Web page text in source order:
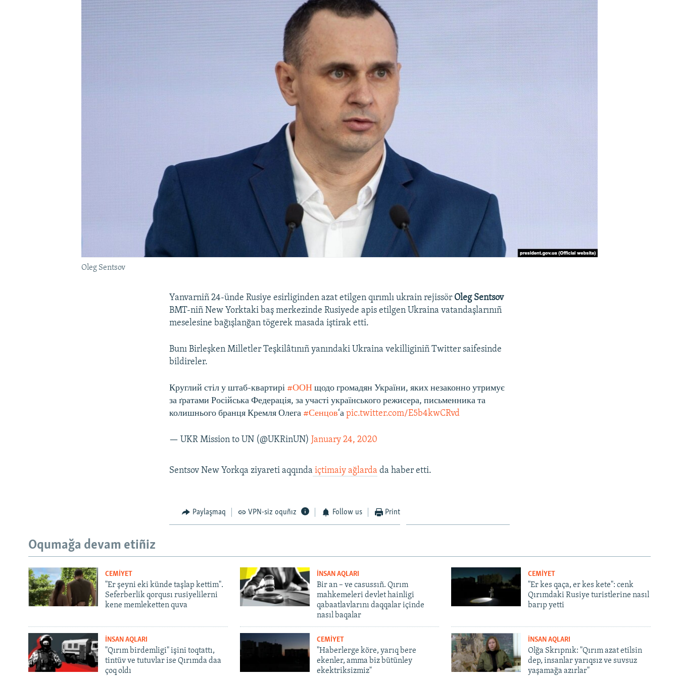
Oleg Sentsov
Yanvarniñ 24-ünde Rusiye esirliginden azat etilgen qırımlı ukrain rejissör Oleg Sentsov
BMT-niñ New Yorktaki baş merkezinde Rusiyede apis etilgen Ukraina vatandaşlarınıñ
meselesine bağışlanğan tögerek masada iştirak etti.
Bunı Birleşken Milletler Teşkilâtınıñ yanındaki Ukraina vekilliginiñ Twitter saifesinde
bildireler.
Круглий стіл у штаб-квартирі #ООН щодо громадян України, яких незаконно утримує
за ґратами Російська Федерація, за участі українського режисера, письменника та
колишнього бранця Кремля Олега #Сенцов‘аpic.twitter.com/E5b4kwCRvd
— UKR Mission to UN (@UKRinUN) January 24, 2020
Sentsov New Yorkqa ziyareti aqqında içtimaiy ağlarda da haber etti.
Paylaşmaq VPN-siz oquñız Follow us Print
Oqumağa devam etiñiz
CEMİYET
"Er şeyni eki künde taşlap kettim".
Seferberlik qorqusı rusiyelilerni
kene memleketten quva
İNSAN AQLARI
Bir an – ve casussıñ. Qırım
mahkemeleri devlet hainligi
qabaatlavlarını daqqalar içinde
nasıl baqalar
CEMİYET
"Er kes qaça, er kes kete": cenk
Qırımdaki Rusiye turistlerine nasıl
barıp yetti
İNSAN AQLARI
"Qırım birdemligi" işini toqtattı,
tintüv ve tutuvlar ise Qırımda daa
çoq oldı
CEMİYET
"Haberlerge köre, yarıq bere
ekenler, amma biz bütünley
ekektriksizmiz"
İNSAN AQLARI
Olğa Skrıpnık: "Qırım azat etilsin
dep, insanlar yarıqsız ve suvsuz
yaşamağa azırlar"